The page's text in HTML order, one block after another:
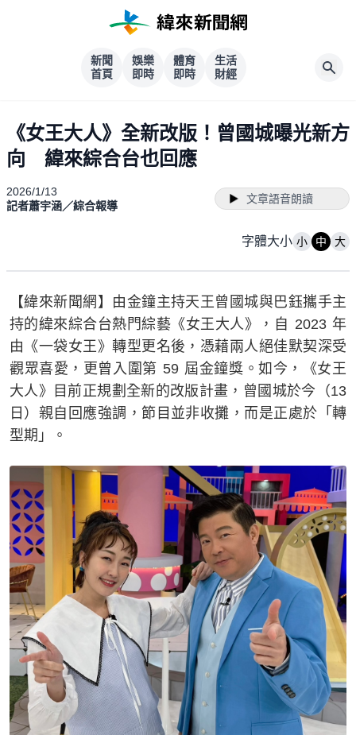
新聞
首頁
娛樂
即時
體育
即時
生活
財經
《女王大人》全新改版！曾國城曝光新方
向 緯來綜合台也回應
2026/1/13
記者蕭宇涵／綜合報導
文章語音朗讀
字體大小 小 中 大
【緯來新聞網】由金鐘主持天王曾國城與巴鈺攜手主
持的緯來綜合台熱門綜藝《女王大人》，自 2023 年
由《一袋女王》轉型更名後，憑藉兩人絕佳默契深受
觀眾喜愛，更曾入圍第 59 屆金鐘獎。如今，《女王
大人》目前正規劃全新的改版計畫，曾國城於今（13
日）親自回應強調，節目並非收攤，而是正處於「轉
型期」。